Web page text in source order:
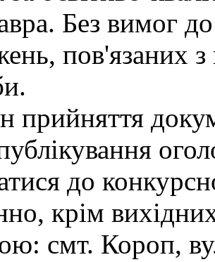
Без вимог
пов'язаних
прийняття
до
крім
смт. Короп,